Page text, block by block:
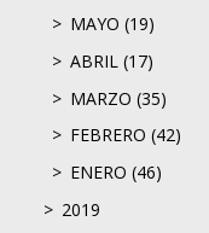
MAYO (19)
ABRIL (17)
MARZO (35)
FEBRERO (42)
ENERO (46)
2019